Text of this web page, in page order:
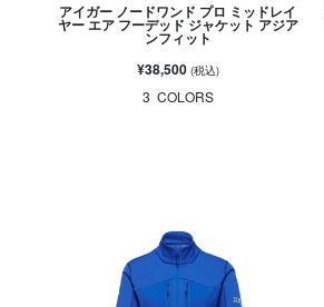
アイガー ノードワンド プロ ミッドレイ
ヤー エア フーデッド ジャケット アジア
ンフィット
¥38,500 (税込)
3 COLORS